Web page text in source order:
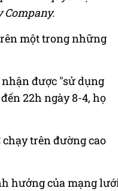
một trong những
được "sử dụng
22h ngày 8-4, họ
chạy trên đường cao
hưởng của mạng